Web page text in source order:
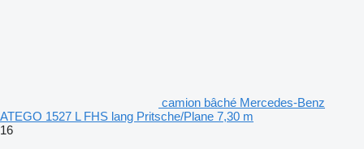
camion bâché Mercedes-Benz
ATEGO 1527 L FHS lang Pritsche/Plane 7,30 m
16